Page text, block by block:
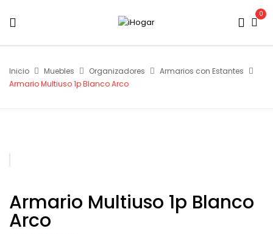
0
Inicio Muebles Organizadores
Armarios con Estantes
Armario Multiuso 1p Blanco Arco
Armario Multiuso 1p Blanco
Arco